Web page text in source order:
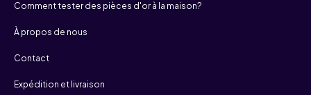
Comment tester des pièces d'or à la maison?
À propos de nous
Contact
Expédition et livraison